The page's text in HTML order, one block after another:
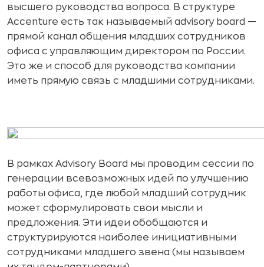
высшего руководства вопроса. В структуре
Accenture есть так называемый advisory board —
прямой канал общения младших сотрудников
офиса с управляющим директором по России.
Это же и способ для руководства компании
иметь прямую связь с младшими сотрудниками.
В рамках Advisory Board мы проводим сессии по
генерации всевозможных идей по улучшению
работы офиса, где любой младший сотрудник
может сформулировать свои мысли и
предложения. Эти идеи обобщаются и
структурируются наиболее инициативными
сотрудниками младшего звена (мы называем